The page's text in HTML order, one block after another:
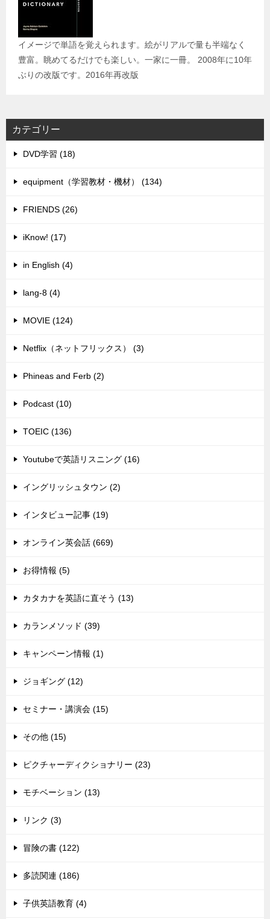
イメージで単語を覚えられます。絵がリアルで量も半端なく
豊富。眺めてるだけでも楽しい。一家に一冊。 2008年に10年
ぶりの改版です。2016年再改版
カテゴリー
DVD学習 (18)
equipment（学習教材・機材） (134)
FRIENDS (26)
iKnow! (17)
in English (4)
lang-8 (4)
MOVIE (124)
Netflix（ネットフリックス） (3)
Phineas and Ferb (2)
Podcast (10)
TOEIC (136)
Youtubeで英語リスニング (16)
イングリッシュタウン (2)
インタビュー記事 (19)
オンライン英会話 (669)
お得情報 (5)
カタカナを英語に直そう (13)
カランメソッド (39)
キャンペーン情報 (1)
ジョギング (12)
セミナー・講演会 (15)
その他 (15)
ピクチャーディクショナリー (23)
モチベーション (13)
リンク (3)
冒険の書 (122)
多読関連 (186)
子供英語教育 (4)